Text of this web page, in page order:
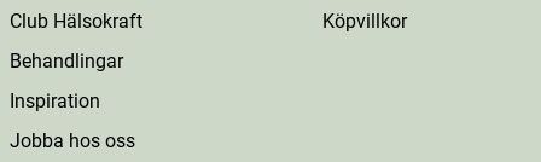
Club Hälsokraft
Behandlingar
Inspiration
Jobba hos oss
Köpvillkor